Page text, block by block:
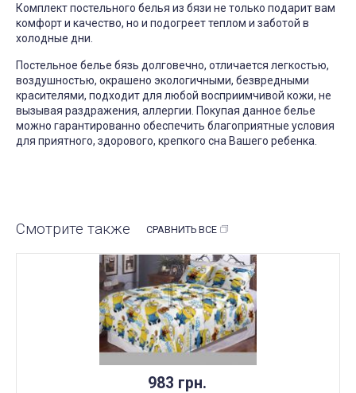
Комплект постельного белья из бязи не только подарит вам
комфорт и качество, но и подогреет теплом и заботой в
холодные дни.
Постельное белье бязь долговечно, отличается легкостью,
воздушностью, окрашено экологичными, безвредными
красителями, подходит для любой восприимчивой кожи, не
вызывая раздражения, аллергии. Покупая данное белье
можно гарантированно обеспечить благоприятные условия
для приятного, здорового, крепкого сна Вашего ребенка.
Смотрите также СРАВНИТЬ ВСЕ
983 грн.